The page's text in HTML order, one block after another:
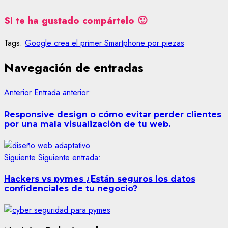
Si te ha gustado compártelo 🙂
Tags: Google crea el primer Smartphone por piezas
Navegación de entradas
Anterior Entrada anterior:
Responsive design o cómo evitar perder clientes
por una mala visualización de tu web.
Siguiente Siguiente entrada:
Hackers vs pymes ¿Están seguros los datos
confidenciales de tu negocio?